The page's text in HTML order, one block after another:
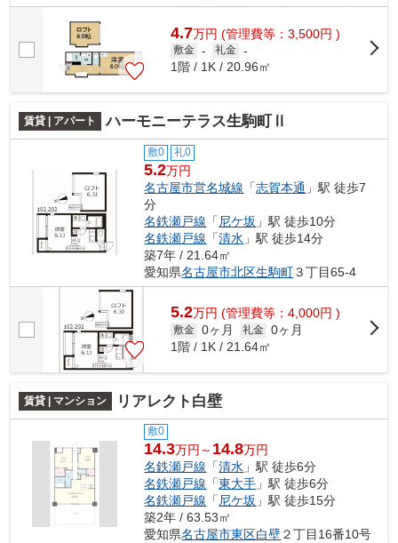
4.7万円 (管理費等：3,500円 )
敷金 - 礼金 -
1階 / 1K / 20.96㎡
賃貸 | アパート ハーモニーテラス生駒町Ⅱ
敷0 礼0
5.2万円
名古屋市営名城線 「志賀本通 」駅 徒歩7
分
名鉄瀬戸線 「 尼ケ坂 」駅 徒歩10分
名鉄瀬戸線 「清水 」駅 徒歩14分
築7年 / 21.64㎡
愛知県名古屋市北区生駒町３丁目65-4
5.2万円 (管理費等：4,000円 )
敷金 0ヶ月 礼金 0ヶ月
1階 / 1K / 21.64㎡
賃貸 | マンション リアレクト白壁
敷0
14.3万円～ 14.8万円
名鉄瀬戸線 「清水 」駅 徒歩6分
名鉄瀬戸線 「東大手 」駅 徒歩6分
名鉄瀬戸線 「尼ケ坂 」駅 徒歩15分
築2年 / 63.53㎡
愛知県名古屋市東区白壁２丁目16番10号